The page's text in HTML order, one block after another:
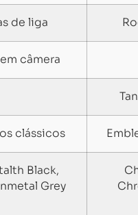
de liga
câmera
clássicos
Black,
Grey